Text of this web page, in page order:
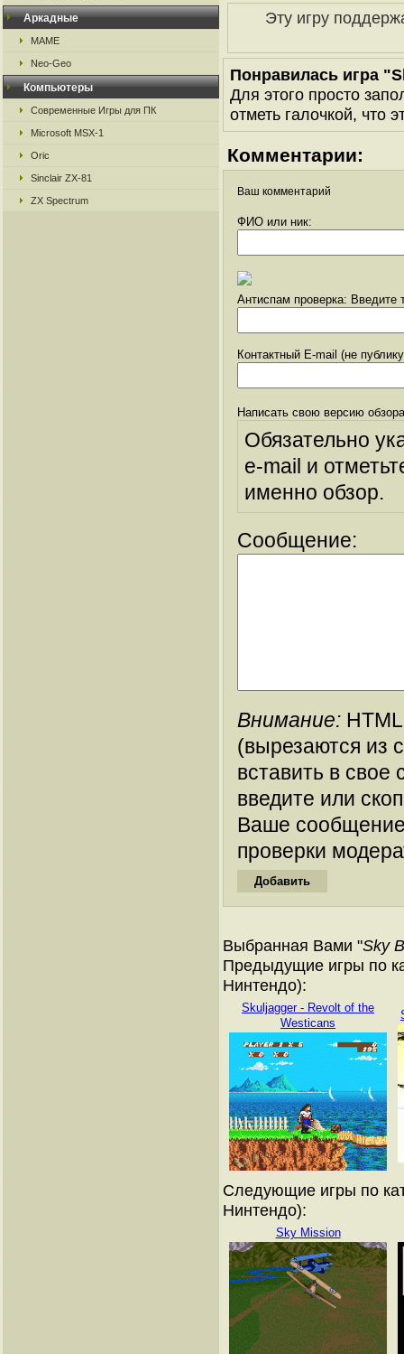
Аркадные
MAME
Neo-Geo
Компьютеры
Современные Игры для ПК
Microsoft MSX-1
Oric
Sinclair ZX-81
ZX Spectrum
Эту игру
Понравилась игра
Для этого просто
отметь галочкой, что
Комментарии:
Ваш комментарий
ФИО или ник:
Антиспам проверка: Введите
Контактный E-mail (не
Написать свою версию
Обязательно
e-mail и
именно обзор.
Сообщение:
Внимание:
(вырезаются из
вставить в
введите или
Ваше
проверки
Выбранная Вами "Sky
Предыдущие игры по
Нинтендо):
Skuljagger - Revolt of the
Westicans
Следующие игры по
Нинтендо):
Sky Mission